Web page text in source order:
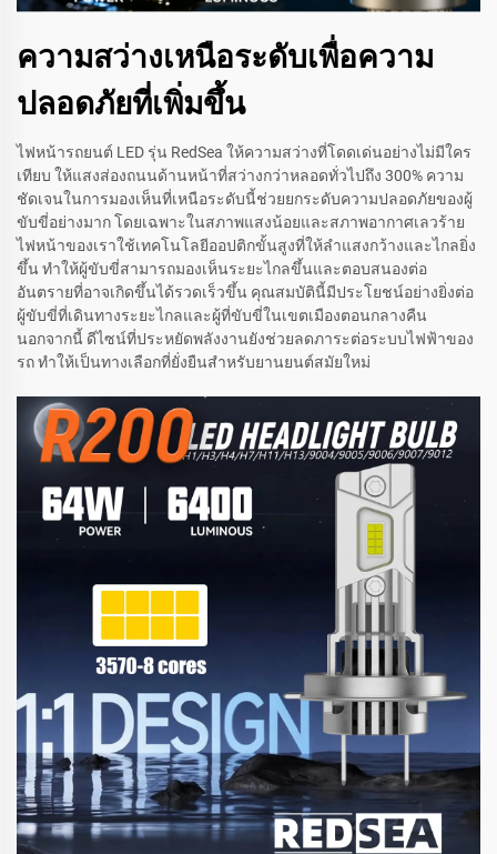
ความสว่างเหนือระดับเพื่อความ
ปลอดภัยที่เพิ่มขึ้น
ไฟหน้ารถยนต์ LED รุ่น RedSea ให้ความสว่างที่โดดเด่นอย่างไม่มีใคร
เทียบ ให้แสงส่องถนนด้านหน้าที่สว่างกว่าหลอดทั่วไปถึง 300% ความ
ชัดเจนในการมองเห็นที่เหนือระดับนี้ช่วยยกระดับความปลอดภัยของผู้
ขับขี่อย่างมาก โดยเฉพาะในสภาพแสงน้อยและสภาพอากาศเลวร้าย
ไฟหน้าของเราใช้เทคโนโลยีออปติกขั้นสูงที่ให้ลำแสงกว้างและไกลยิ่ง
ขึ้น ทำให้ผู้ขับขี่สามารถมองเห็นระยะไกลขึ้นและตอบสนองต่อ
อันตรายที่อาจเกิดขึ้นได้รวดเร็วขึ้น คุณสมบัตินี้มีประโยชน์อย่างยิ่งต่อ
ผู้ขับขี่ที่เดินทางระยะไกลและผู้ที่ขับขี่ในเขตเมืองตอนกลางคืน
นอกจากนี้ ดีไซน์ที่ประหยัดพลังงานยังช่วยลดภาระต่อระบบไฟฟ้าของ
รถ ทำให้เป็นทางเลือกที่ยั่งยืนสำหรับยานยนต์สมัยใหม่